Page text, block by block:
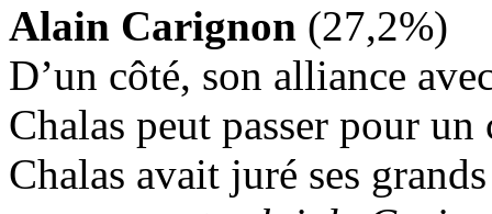
Alain Carignon (27,2%)
D’un côté, son alliance
Chalas peut passer pour
Chalas avait juré ses